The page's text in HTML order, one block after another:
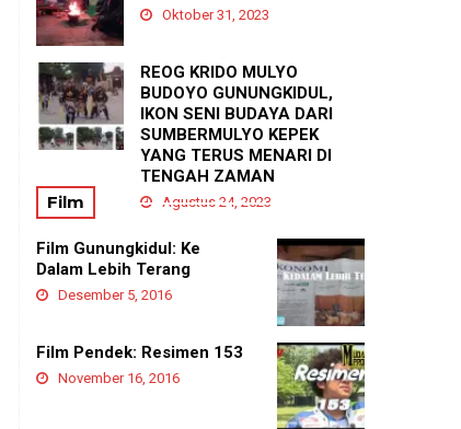
Agustus 21, 2025
Oktober 31, 2023
REOG KRIDO MULYO
BUDOYO GUNUNGKIDUL,
IKON SENI BUDAYA DARI
SUMBERMULYO KEPEK
YANG TERUS MENARI DI
TENGAH ZAMAN
Agustus 24, 2023
Film
Film Gunungkidul: Ke
Dalam Lebih Terang
Desember 5, 2016
Film Pendek: Resimen 153
November 16, 2016